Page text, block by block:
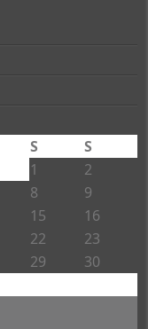
S
S
1
2
8
9
15
16
22
23
29
30